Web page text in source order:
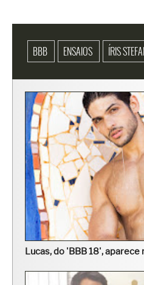
BBB ENSAIOS ÍRIS
Lucas, do 'BBB 18', aparece